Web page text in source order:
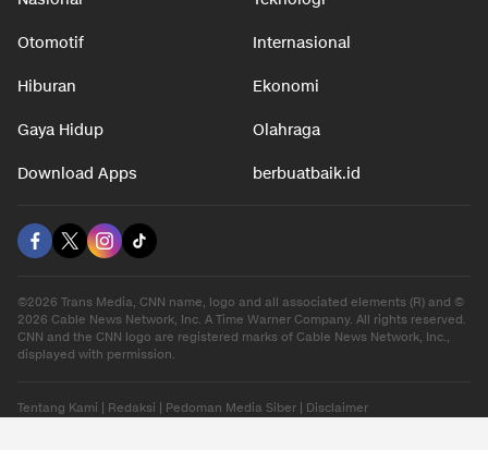
Otomotif Internasional
Hiburan Ekonomi
Gaya Hidup Olahraga
Download Apps berbuatbaik.id
©2026 Trans Media, CNN name, logo and all associated elements (R) and ©
2026 Cable News Network, Inc. A Time Warner Company. All rights reserved.
CNN and the CNN logo are registered marks of Cable News Network, Inc.,
displayed with permission.
Tentang Kami Redaksi Pedoman Media Siber Disclaimer